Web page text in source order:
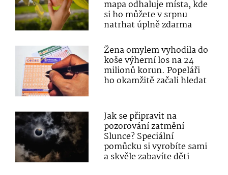
mapa odhaluje místa, kde
si ho můžete v srpnu
natrhat úplně zdarma
Žena omylem vyhodila do
koše výherní los na 24
milionů korun. Popeláři
ho okamžitě začali hledat
Jak se připravit na
pozorování zatmění
Slunce? Speciální
pomůcku si vyrobíte sami
a skvěle zabavíte děti